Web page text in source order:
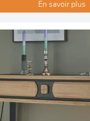
En savoir plus